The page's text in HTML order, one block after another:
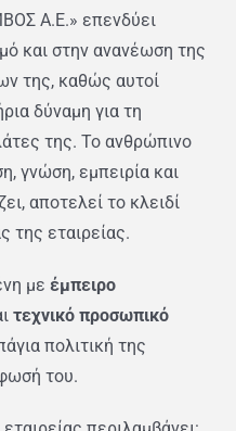
Α.Ε.» επενδύει
και στην ανανέωση της
της, καθώς αυτοί
δύναμη για τη
της. Το ανθρώπινο
γνώση, εμπειρία και
αποτελεί το κλειδί
της εταιρείας.
με έμπειρο
τεχνικό προσωπικό
πολιτική της
του.